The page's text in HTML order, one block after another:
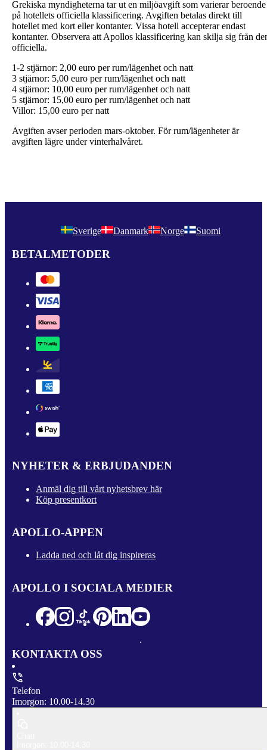
Grekiska myndigheterna tar ut en miljöavgift som varierar beroende
på hotellets officiella klassificering. Avgiften betalas direkt till
hotellet med kort eller kontanter. Vissa hotell accepterar endast
kontanter. Observera att Apollos klassificering kan skilja sig från
officiella.
1-2 stjärnor: 2,00 euro per rum/lägenhet och natt
3 stjärnor: 5,00 euro per rum/lägenhet och natt
4 stjärnor: 10,00 euro per rum/lägenhet och natt
5 stjärnor: 15,00 euro per rum/lägenhet och natt
Villor: 15,00 euro per natt
Avgiften avser perioden mars-oktober. För rum/lägenheter är
avgiften lägre under vinterhalvåret.
Sverige Danmark Norge Suomi
BETALMETODER
NYHETER & ERBJUDANDEN
Anmäl dig till vårt nyhetsbrev här
Köp presentkort
APOLLO-APPEN
Ladda ned och låt dig inspireras
APOLLO I SOCIALA MEDIER
KONTAKTA OSS
Telefon
Imorgon: 10.00-14.30